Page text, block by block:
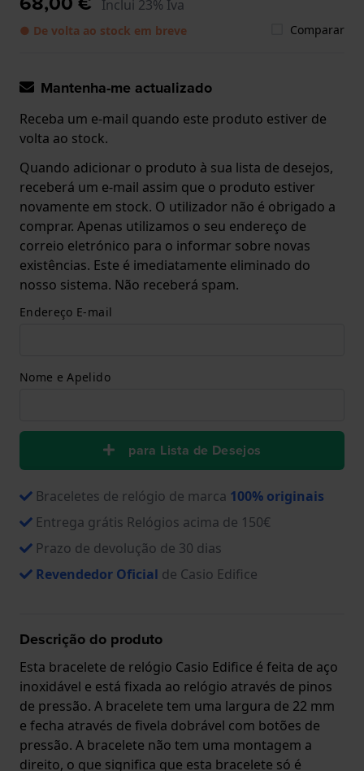
Inclui 23% Iva
● De volta ao stock em breve Comparar
Mantenha-me actualizado
Receba um e-mail quando este produto estiver de
volta ao stock.
Quando adicionar o produto à sua lista de desejos,
receberá um e-mail assim que o produto estiver
novamente em stock. O utilizador não é obrigado a
comprar. Apenas utilizamos o seu endereço de
correio eletrónico para o informar sobre novas
existências. Este é imediatamente eliminado do
nosso sistema. Não receberá spam.
Endereço E-mail
Nome e Apelido
para Lista de Desejos
Braceletes de relógio de marca 100% originais
Entrega grátis Relógios acima de 150€
Prazo de devolução de 30 dias
Revendedor Oficial de Casio Edifice
Descrição do produto
Esta bracelete de relógio Casio Edifice é feita de aço
inoxidável e está fixada ao relógio através de pinos
de pressão. A bracelete tem uma largura de 22 mm
e fecha através de fivela dobrável com botões de
pressão. A bracelete não tem uma montagem a
direito, o que significa que esta bracelete só é